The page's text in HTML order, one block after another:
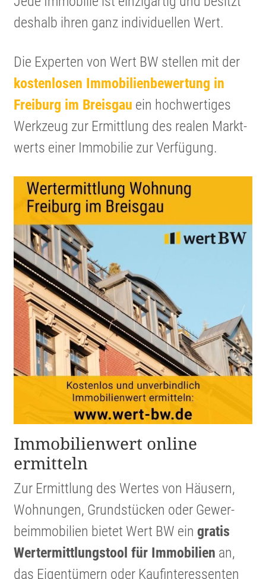
deshalb ihren ganz indivi­du­ellen Wert.
Die Experten von Wert BW stellen mit der
kosten­losen Immobi­li­en­be­wer­tung in
Freiburg im Breisgau ein hochwer­tiges
Werkzeug zur Ermitt­lung des realen Markt­
werts einer Immobilie zur Verfügung.
Immobi­li­en­wert online
ermitteln
Zur Ermitt­lung des Wertes von Häusern,
Wohnungen, Grund­stücken oder Gewer­
beim­mo­bi­lien bietet Wert BW ein gratis
Werter­mitt­lungs­tool für Immobi­lien an,
das Eigen­tü­mern oder Kaufin­ter­es­senten